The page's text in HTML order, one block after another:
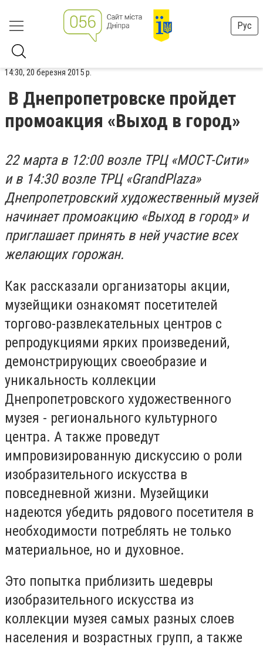
Рус
14:30, 20 березня 2015 р.
В Днепропетровске пройдет
промоакция «Выход в город»
22 марта в 12:00 возле ТРЦ «МОСТ-Сити»
и в 14:30 возле ТРЦ «GrandPlaza»
Днепропетровский художественный музей
начинает промоакцию «Выход в город» и
приглашает принять в ней участие всех
желающих горожан.
Как рассказали организаторы акции,
музейщики ознакомят посетителей
торгово-развлекательных центров с
репродукциями ярких произведений,
демонстрирующих своеобразие и
уникальность коллекции
Днепропетровского художественного
музея - регионального культурного
центра. А также проведут
импровизированную дискуссию о роли
изобразительного искусства в
повседневной жизни. Музейщики
надеются убедить рядового посетителя в
необходимости потреблять не только
материальное, но и духовное.
Это попытка приблизить шедевры
изобразительного искусства из
коллекции музея самых разных слоев
населения и возрастных групп, а также